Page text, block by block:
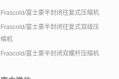
Frascold/富士豪半封闭往复式压缩机
Frascold/富士豪半封闭往复式双级压
缩机
Frascold/富士豪半封闭双螺杆压缩机